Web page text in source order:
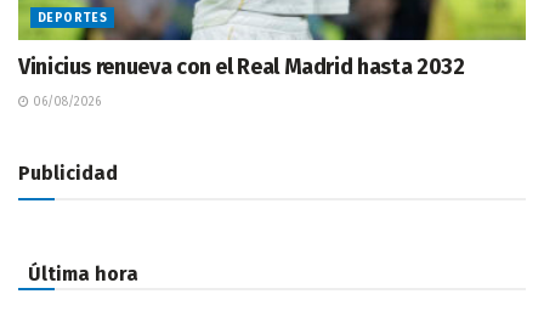
DEPORTES
Vinicius renueva con el Real Madrid hasta 2032
06/08/2026
Publicidad
Última hora